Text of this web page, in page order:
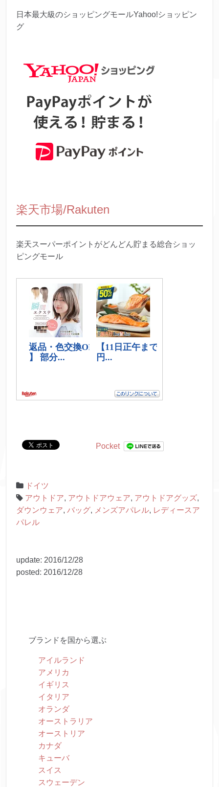
日本最大級のショッピングモールYahoo!ショッピン
グ
楽天市場/Rakuten
楽天スーパーポイントがどんどん貯まる総合ショッ
ピングモール
Pocket
ドイツ
アウトドア, アウトドアウェア, アウトドアグッズ,
ダウンウェア, バッグ, メンズアパレル, レディースア
パレル
update: 2016/12/28
posted: 2016/12/28
ブランドを国から選ぶ
アイルランド
アメリカ
イギリス
イタリア
オランダ
オーストラリア
オーストリア
カナダ
キューバ
スイス
スウェーデン